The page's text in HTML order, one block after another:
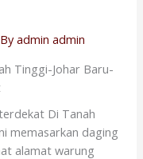
admin admin
Tinggi-Johar Baru-
Di Tanah
memasarkan daging
alamat warung